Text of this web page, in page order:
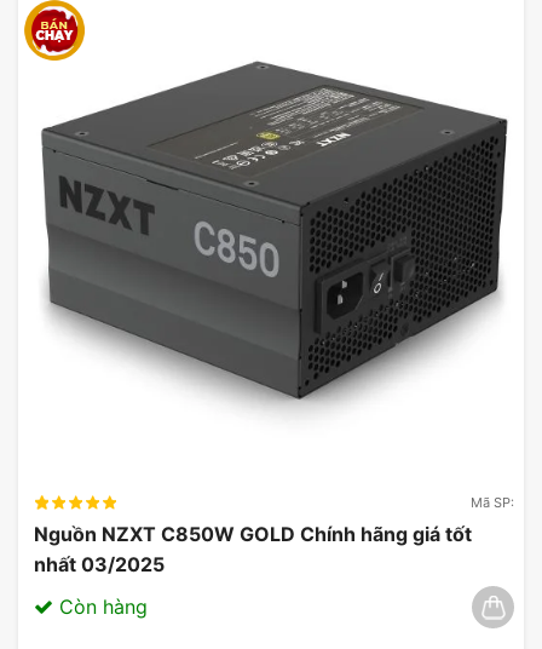
Mã SP:
Nguồn NZXT C850W GOLD Chính hãng giá tốt
nhất 03/2025
Còn hàng